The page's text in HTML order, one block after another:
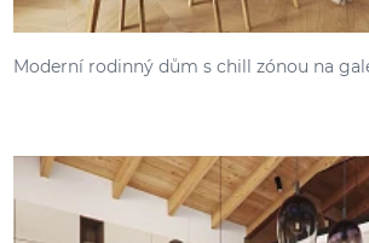
Moderní rodinný dům s chill zónou na